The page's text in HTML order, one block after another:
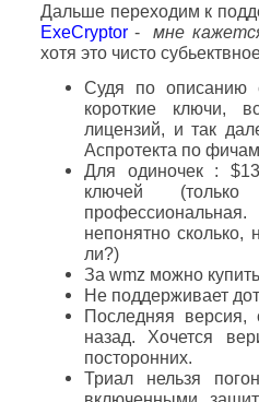
Дальше переходим к
ExeCryptor -мне
хотя это чисто
Судя по описанию
короткие ключи,
лицензий, и так
Аспротекта по фичам
Для одиночек :
ключей
непонятно
ли?)
За wmz можно
Не поддерживает
Последняя
назад. Хочется
посторонних.
Триал нельзя